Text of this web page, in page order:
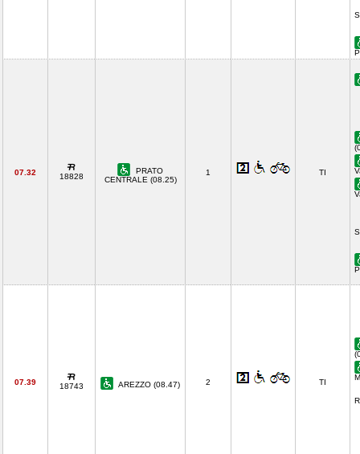
07.32 18828
PRATO
CENTRALE (08.25)
1 TI
07.39 18743 AREZZO (08.47) 2 TI